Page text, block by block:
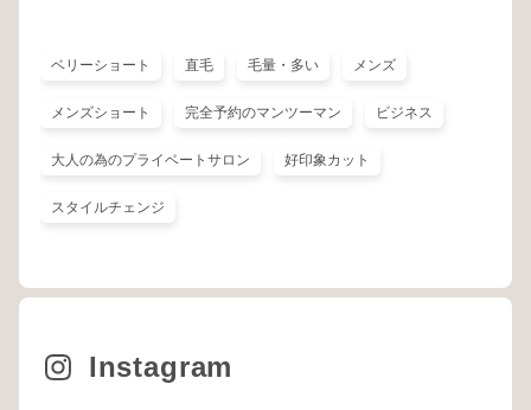
ベリーショート 直毛 毛量・多い メンズ
メンズショート 完全予約のマンツーマン ビジネス
大人の為のプライベートサロン 好印象カット
スタイルチェンジ
Instagram